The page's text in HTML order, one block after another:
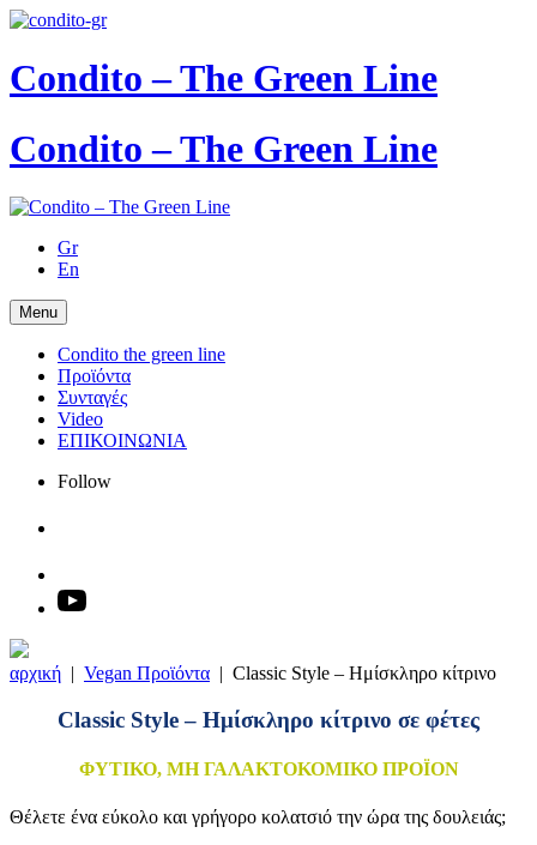
Condito – The Green Line
Condito – The Green Line
Gr
En
Menu
Condito the green line
Προϊόντα
Συνταγές
Video
ΕΠΙΚΟΙΝΩΝΙΑ
Follow
αρχική | Vegan Προϊόντα | Classic Style – Ημίσκληρο κίτρινο
Classic Style – Ημίσκληρο κίτρινο σε φέτες
ΦΥΤΙΚΟ, ΜΗ ΓΑΛΑΚΤΟΚΟΜΙΚΟ ΠΡΟΪΟΝ
Θέλετε ένα εύκολο και γρήγορο κολατσιό την ώρα της δουλειάς;